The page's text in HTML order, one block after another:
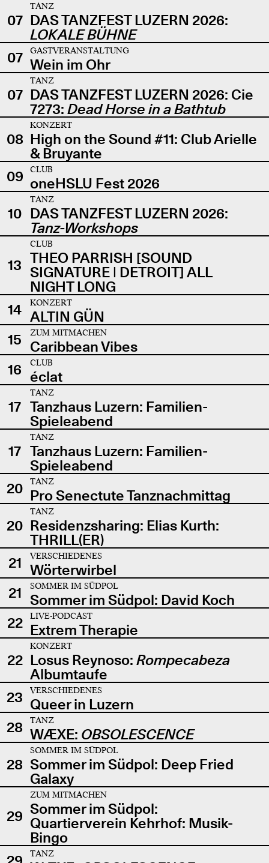
07
TANZ
DAS TANZFEST LUZERN 2026:
LOKALE BÜHNE
07
GASTVERANSTALTUNG
Wein im Ohr
07
TANZ
DAS TANZFEST LUZERN 2026: Cie
7273: Dead Horse in a Bathtub
08
KONZERT
High on the Sound #11: Club Arielle
& Bruyante
09
CLUB
oneHSLU Fest 2026
10
TANZ
DAS TANZFEST LUZERN 2026:
Tanz-Workshops
13
CLUB
THEO PARRISH [SOUND
SIGNATURE | DETROIT] ALL
NIGHT LONG
14
KONZERT
ALTIN GÜN
15
ZUM MITMACHEN
Caribbean Vibes
16
CLUB
éclat
17
TANZ
Tanzhaus Luzern: Familien-
Spieleabend
17
TANZ
Tanzhaus Luzern: Familien-
Spieleabend
20
TANZ
Pro Senectute Tanznachmittag
20
TANZ
Residenzsharing: Elias Kurth:
THRILL(ER)
21
VERSCHIEDENES
Wörterwirbel
21
SOMMER IM SÜDPOL
Sommer im Südpol: David Koch
22
LIVE-PODCAST
Extrem Therapie
22
KONZERT
Losus Reynoso: Rompecabeza
Albumtaufe
23
VERSCHIEDENES
Queer in Luzern
28
TANZ
WÆXE: OBSOLESCENCE
28
SOMMER IM SÜDPOL
Sommer im Südpol: Deep Fried
Galaxy
29
ZUM MITMACHEN
Sommer im Südpol:
Quartierverein Kehrhof: Musik-
Bingo
TANZ